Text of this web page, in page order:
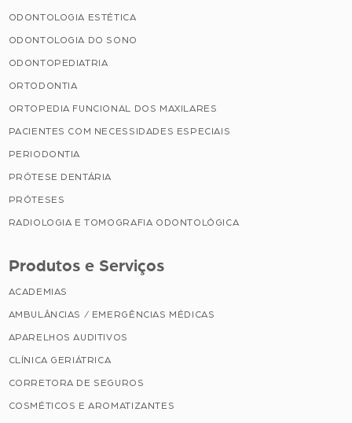
ODONTOLOGIA ESTÉTICA
ODONTOLOGIA DO SONO
ODONTOPEDIATRIA
ORTODONTIA
ORTOPEDIA FUNCIONAL DOS MAXILARES
PACIENTES COM NECESSIDADES ESPECIAIS
PERIODONTIA
PRÓTESE DENTÁRIA
PRÓTESES
RADIOLOGIA E TOMOGRAFIA ODONTOLÓGICA
Produtos e Serviços
ACADEMIAS
AMBULÂNCIAS / EMERGÊNCIAS MÉDICAS
APARELHOS AUDITIVOS
CLÍNICA GERIÁTRICA
CORRETORA DE SEGUROS
COSMÉTICOS E AROMATIZANTES